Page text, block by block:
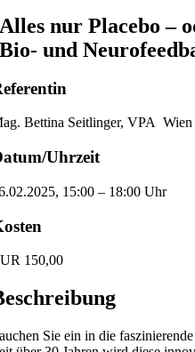
Alles nur Placebo –
Bio- und
Bettina Seitlinger, VPA Wien
Uhrzeit
15:00 – 18:00 Uhr
150,00
Sie ein in die